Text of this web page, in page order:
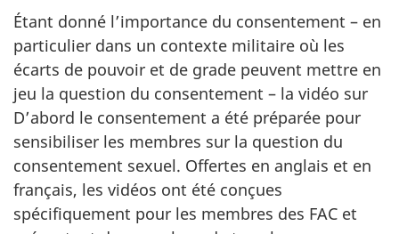
Étant donné l’importance du consentement – en
particulier dans un contexte militaire où les
écarts de pouvoir et de grade peuvent mettre en
jeu la question du consentement – la vidéo sur
D’abord le consentement a été préparée pour
sensibiliser les membres sur la question du
consentement sexuel. Offertes en anglais et en
français, les vidéos ont été conçues
spécifiquement pour les membres des FAC et